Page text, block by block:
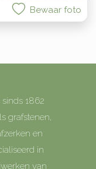
Bewaar foto
1862
grafstenen,
en
in
van